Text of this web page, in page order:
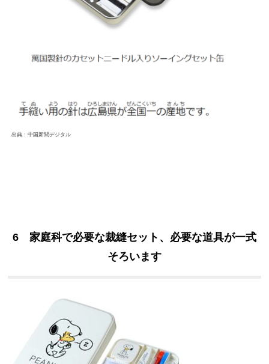
出典：中国新聞デジタル
6 家庭科で必要な裁縫セット、必要な道具が一式
そろいます